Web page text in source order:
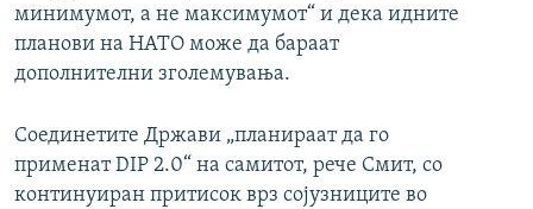
минимумот, а не максимумот“ и дека идните
планови на НАТО може да бараат
дополнителни зголемувања.
Соединетите Држави „планираат да го
применат DIP 2.0“ на самитот, рече Смит, со
континуиран притисок врз сојузниците во